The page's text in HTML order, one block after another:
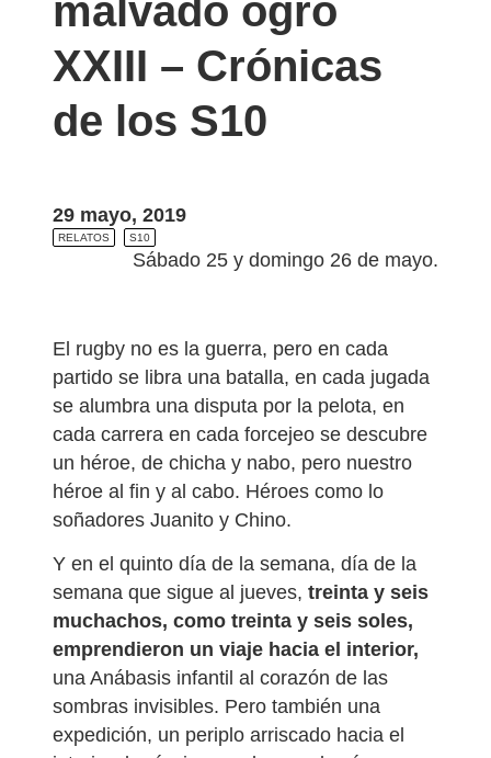
malvado ogro
XXIII – Crónicas
de los S10
29 mayo, 2019
RELATOS S10
Sábado 25 y domingo 26 de mayo.
El rugby no es la guerra, pero en cada
partido se libra una batalla, en cada jugada
se alumbra una disputa por la pelota, en
cada carrera en cada forcejeo se descubre
un héroe, de chicha y nabo, pero nuestro
héroe al fin y al cabo. Héroes como lo
soñadores Juanito y Chino.
Y en el quinto día de la semana, día de la
semana que sigue al jueves, treinta y seis
muchachos, como treinta y seis soles,
emprendieron un viaje hacia el interior,
una Anábasis infantil al corazón de las
sombras invisibles. Pero también una
expedición, un periplo arriscado hacia el